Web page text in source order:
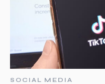
SOCIAL MEDIA